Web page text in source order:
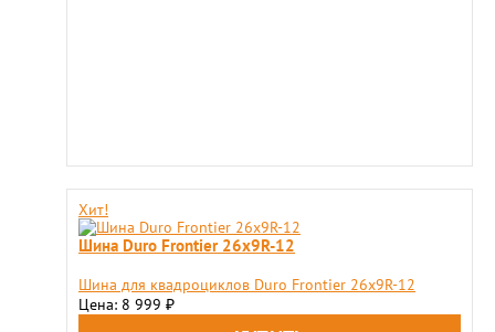
Хит!
Шина Duro Frontier 26x9R-12
Шина для квадроциклов Duro Frontier 26x9R-12
Цена: 8 999 ₽